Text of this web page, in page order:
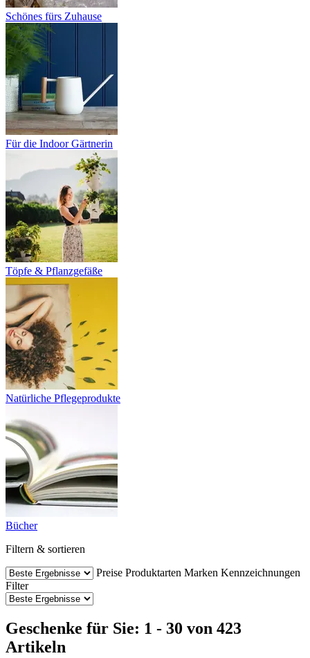
Schönes fürs Zuhause
Für die Indoor Gärtnerin
Töpfe & Pflanzgefäße
Natürliche Pflegeprodukte
Bücher
Filtern & sortieren
Preise Produktarten Marken Kennzeichnungen
Filter
Geschenke für Sie: 1 - 30 von 423
Artikeln